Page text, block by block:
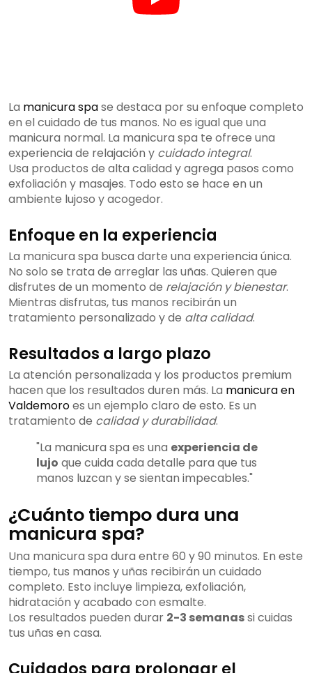
La manicura spase destaca por su enfoque completo
en el cuidado de tus manos. No es igual que una
manicura normal. La manicura spa te ofrece una
experiencia de relajación y cuidado integral.
Usa productos de alta calidad y agrega pasos como
exfoliación y masajes. Todo esto se hace en un
ambiente lujoso y acogedor.
Enfoque en la experiencia
La manicura spa busca darte una experiencia única.
No solo se trata de arreglar las uñas. Quieren que
disfrutes de un momento de relajación y bienestar.
Mientras disfrutas, tus manos recibirán un
tratamiento personalizado y de alta calidad.
Resultados a largo plazo
La atención personalizada y los productos premium
hacen que los resultados duren más. La manicura en
Valdemoroes un ejemplo claro de esto. Es un
tratamiento de calidad y durabilidad.
"La manicura spa es una experiencia de
lujo que cuida cada detalle para que tus
manos luzcan y se sientan impecables."
¿Cuánto tiempo dura una
manicura spa?
Una manicura spa dura entre 60 y 90 minutos. En este
tiempo, tus manos y uñas recibirán un cuidado
completo. Esto incluye limpieza, exfoliación,
hidratación y acabado con esmalte.
Los resultados pueden durar 2-3 semanassi cuidas
tus uñas en casa.